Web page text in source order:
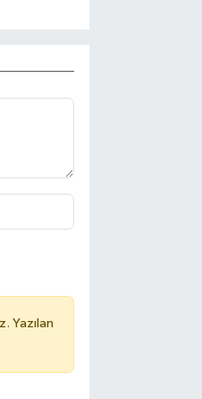
Yazılan